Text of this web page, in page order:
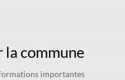
commune
importantes